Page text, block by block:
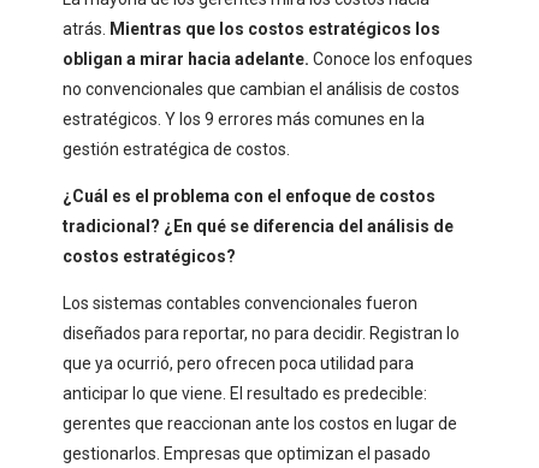
atrás.
Mientras que los costos estratégicos los
obligan a mirar hacia adelante. Conoce los enfoques
no convencionales que cambian el análisis de costos
estratégicos. Y los 9 errores más comunes en la
gestión estratégica de costos.
¿Cuál es el problema con el enfoque de costos
tradicional? ¿En qué se diferencia del análisis de
costos estratégicos?
Los sistemas contables convencionales fueron
diseñados para reportar, no para decidir. Registran lo
que ya ocurrió, pero ofrecen poca utilidad para
anticipar lo que viene. El resultado es predecible:
gerentes que reaccionan ante los costos en lugar de
gestionarlos. Empresas que optimizan el pasado